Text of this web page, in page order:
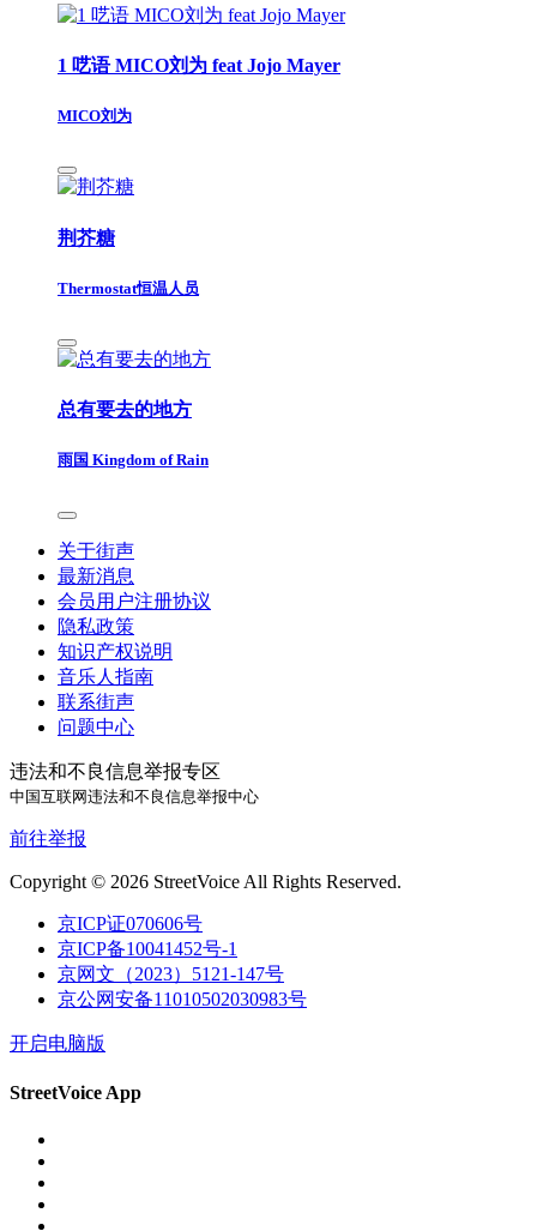
1 呓语 MICO刘为 feat Jojo Mayer
MICO刘为
荆芥糖
Thermostat恒温人员
总有要去的地方
雨国 Kingdom of Rain
关于街声
最新消息
会员用户注册协议
隐私政策
知识产权说明
音乐人指南
联系街声
问题中心
违法和不良信息举报专区
中国互联网违法和不良信息举报中心
前往举报
Copyright © 2026 StreetVoice All Rights Reserved.
京ICP证070606号
京ICP备10041452号-1
京网文（2023）5121-147号
京公网安备11010502030983号
开启电脑版
StreetVoice App